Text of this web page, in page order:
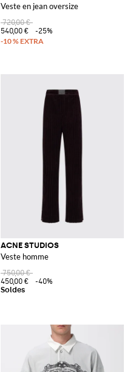
Veste en jean oversize
720,00 €
540,00 €
-25%
ACNE STUDIOS
Veste homme
750,00 €
450,00 €
-40%